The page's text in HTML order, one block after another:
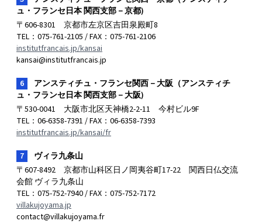
ュ・フランセ日本 関西支部－京都)
〒606-8301 京都市左京区吉田泉殿町8
TEL：075-761-2105 / FAX：075-761-2106
institutfrancais.jp/kansai
kansai@institutfrancais.jp
6
アンスティチュ・フランセ関西－大阪（アンスティチ
ュ・フランセ日本 関西支部－大阪)
〒530-0041 大阪市北区天神橋2-2-11 今村ビル9F
TEL：06-6358-7391 / FAX：06-6358-7393
institutfrancais.jp/kansai/fr
7
ヴィラ九条山
〒607-8492 京都市山科区日ノ岡夷谷町17-22 関西日仏交流
会館 ヴィラ九条山
TEL：075-752-7940 / FAX：075-752-7172
villakujoyama.jp
contact@villakujoyama.fr